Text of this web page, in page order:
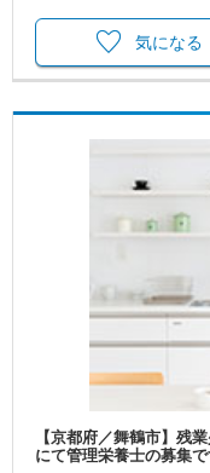
気になる
【京都府／舞鶴市】残
にて管理栄養士の募集で